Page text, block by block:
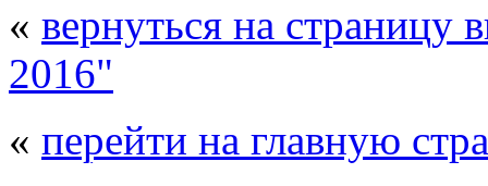
« вернуться на страницу
2016"
« перейти на главную
© 2008 - 2026Композит-Экспо -